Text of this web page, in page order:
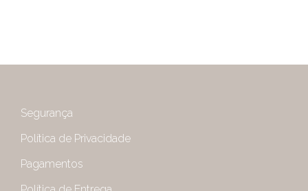
Segurança
Política de Privacidade
Pagamentos